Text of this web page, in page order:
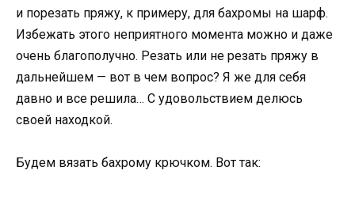
и порезать пряжу, к примеру, для бахромы на шарф.
Избежать этого неприятного момента можно и даже
очень благополучно. Резать или не резать пряжу в
дальнейшем — вот в чем вопрос? Я же для себя
давно и все решила… С удовольствием делюсь
своей находкой.
Будем вязать бахрому крючком. Вот так: